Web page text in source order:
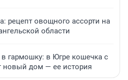
рецепт овощного ассорти на
области
гармошку: в Югре кошечка с
новый дом — ее история